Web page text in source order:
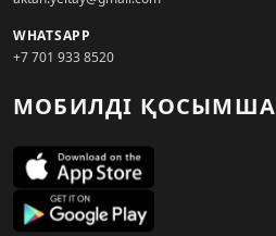
WHATSAPP
+7 701 933 8520
МОБИЛДІ ҚОСЫМША